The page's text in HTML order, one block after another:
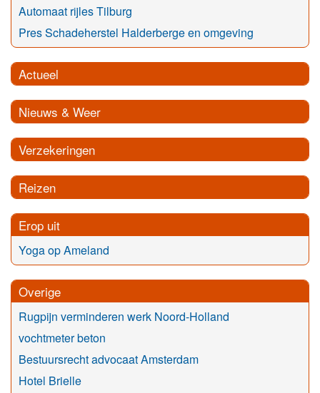
Automaat rijles Tilburg
Pres Schadeherstel Halderberge en omgeving
Actueel
Nieuws & Weer
Verzekeringen
Reizen
Erop uit
Yoga op Ameland
Overige
Rugpijn verminderen werk Noord-Holland
vochtmeter beton
Bestuursrecht advocaat Amsterdam
Hotel Brielle